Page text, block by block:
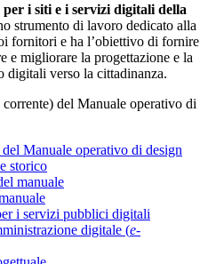
i siti e i servizi digitali della
strumento di lavoro dedicato alla
fornitori e ha l’obiettivo di fornire
e migliorare la progettazione e la
digitali verso la cittadinanza.
del Manuale operativo di
Manuale operativo di design
storico
manuale
i servizi pubblici digitali
digitale (e-